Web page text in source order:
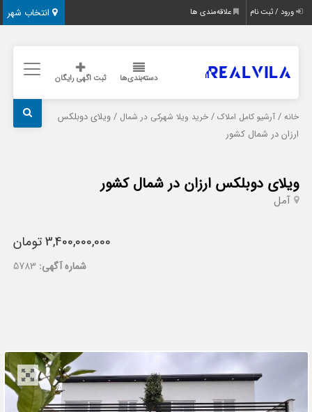
انتخاب شهر ورود / ثبت نام علاقه‌مندی ها
دسته‌بندی‌ها ثبت اگهی رایگان
خانه /آرشیو کامل املاک /خرید ویلا شهرکی در شمال / ویلای دوبلکس
ارزان در شمال کشور
ویلای دوبلکس ارزان در شمال کشور
آمل
3,400,000,000 تومان
شماره آگهی: 5783